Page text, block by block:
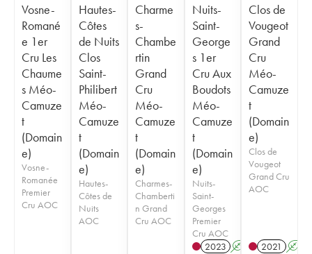
Vosne-
Romané
e 1er
Cru Les
Chaume
s Méo-
Camuze
t
(Domain
e)
Vosne-
Romanée
Premier
Cru AOC
Hautes-
Côtes
de Nuits
Clos
Saint-
Philibert
Méo-
Camuze
t
(Domain
e)
Hautes-
Côtes de
Nuits
AOC
Charme
s-
Chambe
rtin
Grand
Cru
Méo-
Camuze
t
(Domain
e)
Charmes-
Chamberti
n Grand
Cru AOC
Nuits-
Saint-
George
s 1er
Cru Aux
Boudots
Méo-
Camuze
t
(Domain
e)
Nuits-
Saint-
Georges
Premier
Cru AOC
2023 A
Clos de
Vougeot
Grand
Cru
Méo-
Camuze
t
(Domain
e)
Clos de
Vougeot
Grand Cru
AOC
2021 A